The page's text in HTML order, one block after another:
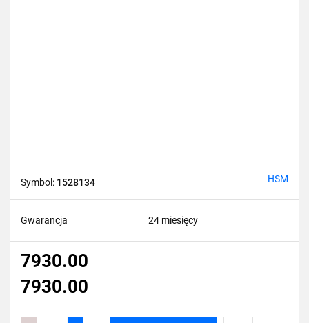
Symbol: 1528134 HSM
Gwarancja 24 miesięcy
7930.00
7930.00